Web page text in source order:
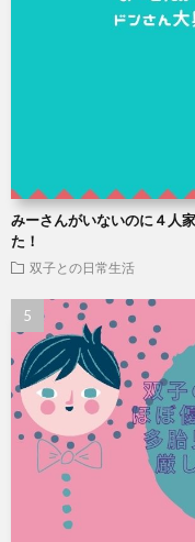
みーさんがいないのに４人
た！
双子との日常生活